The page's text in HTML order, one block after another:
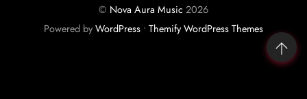
© Nova Aura Music 2026
Powered by WordPress • Themify WordPress Themes